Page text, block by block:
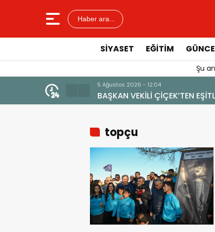
Haber ara...
SIYASET EĞITIM
Şu
VERİLMEMELİ” YENİ
topçu